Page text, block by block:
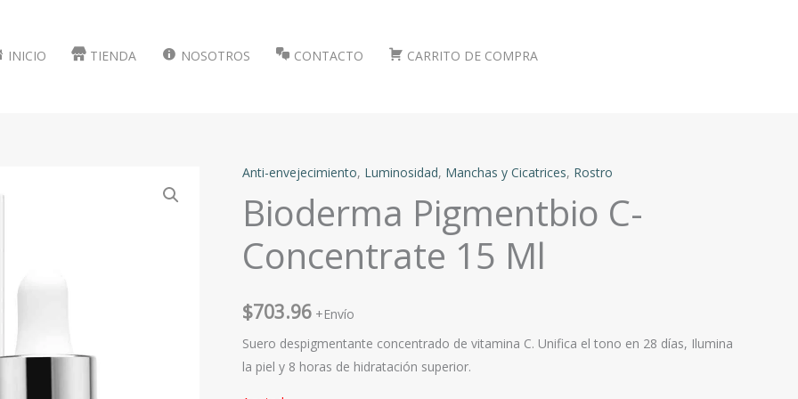
INICIO TIENDA NOSOTROS CONTACTO CARRITO DE COMPRA
Anti-envejecimiento, Luminosidad, Manchas y Cicatrices, Rostro
Bioderma Pigmentbio C-
Concentrate 15 Ml
$703.96 +Envío
Suero despigmentante concentrado de vitamina C. Unifica el tono en 28 días, Ilumina
la piel y 8 horas de hidratación superior.